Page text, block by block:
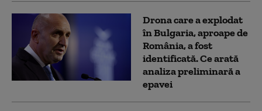
Drona care a explodat
în Bulgaria, aproape de
România, a fost
identificată. Ce arată
analiza preliminară a
epavei